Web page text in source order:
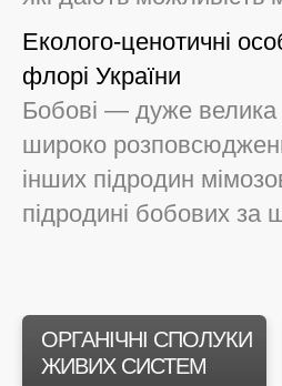
Еколого-ценотичні
флорі України
Бобові — дуже велика
широко
інших підродин
підродині бобових
ОРГАНІЧНІ СПОЛУКИ
ЖИВИХ СИСТЕМ